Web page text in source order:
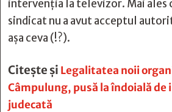
intervenția la televizor. Mai ales
sindicat nu a avut acceptul
așa ceva (!?).
Citește și Legalitatea noii
Câmpulung, pusă la îndoială de
judecată